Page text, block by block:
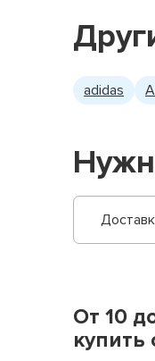
adidas
От 10